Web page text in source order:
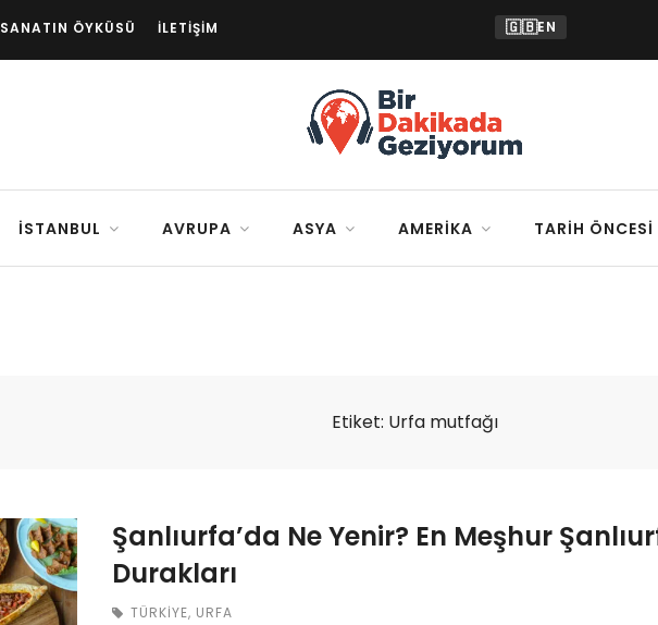
SANATIN ÖYKÜSÜ İLETIŞIM 🇬🇧EN
İSTANBUL AVRUPA ASYA AMERIKA TARIH ÖNCESI
Etiket: Urfa mutfağı
Şanlıurfa’da Ne Yenir? En Meşhur
Durakları
TÜRKIYE, URFA